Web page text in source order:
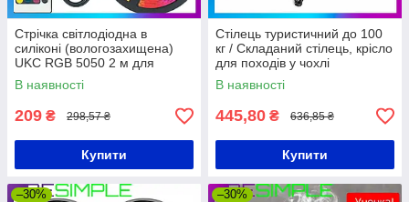
Стрічка світлодіодна в
силіконі (вологозахищена)
UKC RGB 5050 2 м для
фонової підсвічування
телевізора
В наявності
209 ₴ 298,57 ₴
Купити
Стілець туристичний до 100
кг / Складаний стілець, крісло
для походів у чохлі
В наявності
445,80 ₴ 636,85 ₴
Купити
–30% –30%